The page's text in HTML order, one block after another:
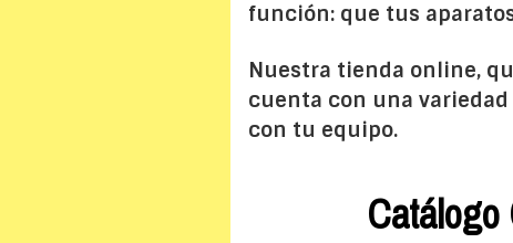
función: que tus
Nuestra tienda online,
cuenta con una
con tu equipo.